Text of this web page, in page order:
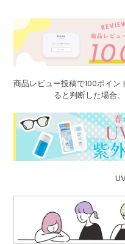
商品レビュー投稿で100ポイ
ると判断した場合